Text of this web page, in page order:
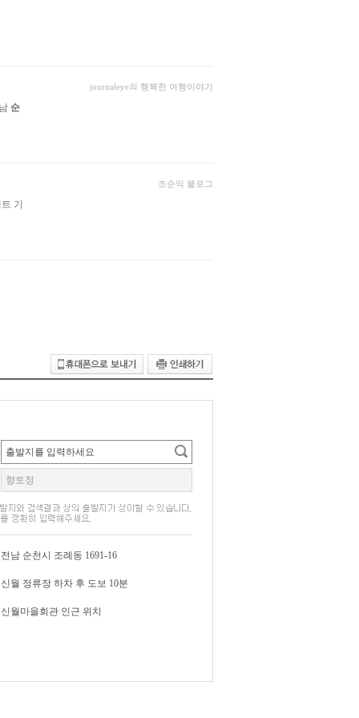
순
journaleye의 행복한 여행이야기
기
조순익 블로그
전남 순천시 조례동 1691-16
신월 정류장 하차 후 도보 10분
신월마을회관 인근 위치